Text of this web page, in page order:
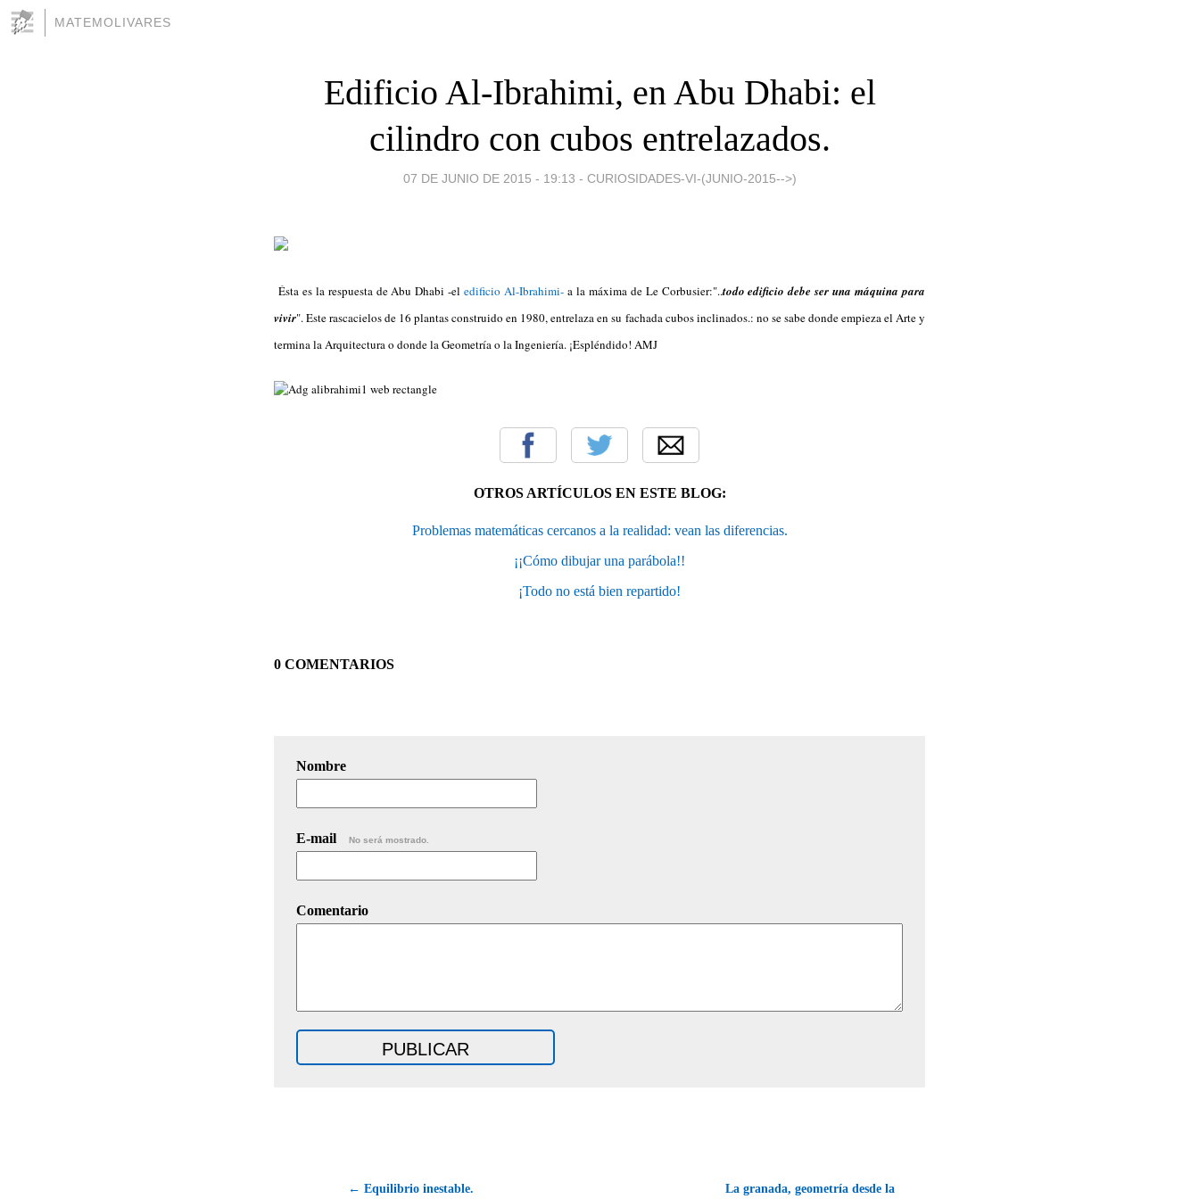
MATEMOLIVARES
Edificio Al-Ibrahimi, en Abu Dhabi: el
cilindro con cubos entrelazados.
07 DE JUNIO DE 2015 - 19:13 - CURIOSIDADES-VI-(JUNIO-2015-->)
Ésta es la respuesta de Abu Dhabi -eledificio Al-Ibrahimi- a la máxima de Le Corbusier:"..todo edificio debe ser una máquina para
vivir". Este rascacielos de 16 plantas construido en 1980, entrelaza en su fachada cubos inclinados.: no se sabe donde empieza el Arte y
termina la Arquitectura o donde la Geometría o la Ingeniería. ¡Espléndido! AMJ
OTROS ARTÍCULOS EN ESTE BLOG:
Problemas matemáticas cercanos a la realidad: vean las diferencias.
¡¡Cómo dibujar una parábola!!
¡Todo no está bien repartido!
0 COMENTARIOS
Nombre
E-mail No será mostrado.
Comentario
← Equilibrio inestable. La granada, geometría desde la